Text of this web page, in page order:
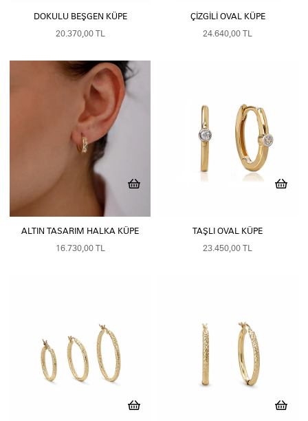
DOKULU BEŞGEN KÜPE
20.370,00 TL
ÇIZGILI OVAL KÜPE
24.640,00 TL
ALTIN TASARIM HALKA KÜPE
16.730,00 TL
TAŞLI OVAL KÜPE
23.450,00 TL